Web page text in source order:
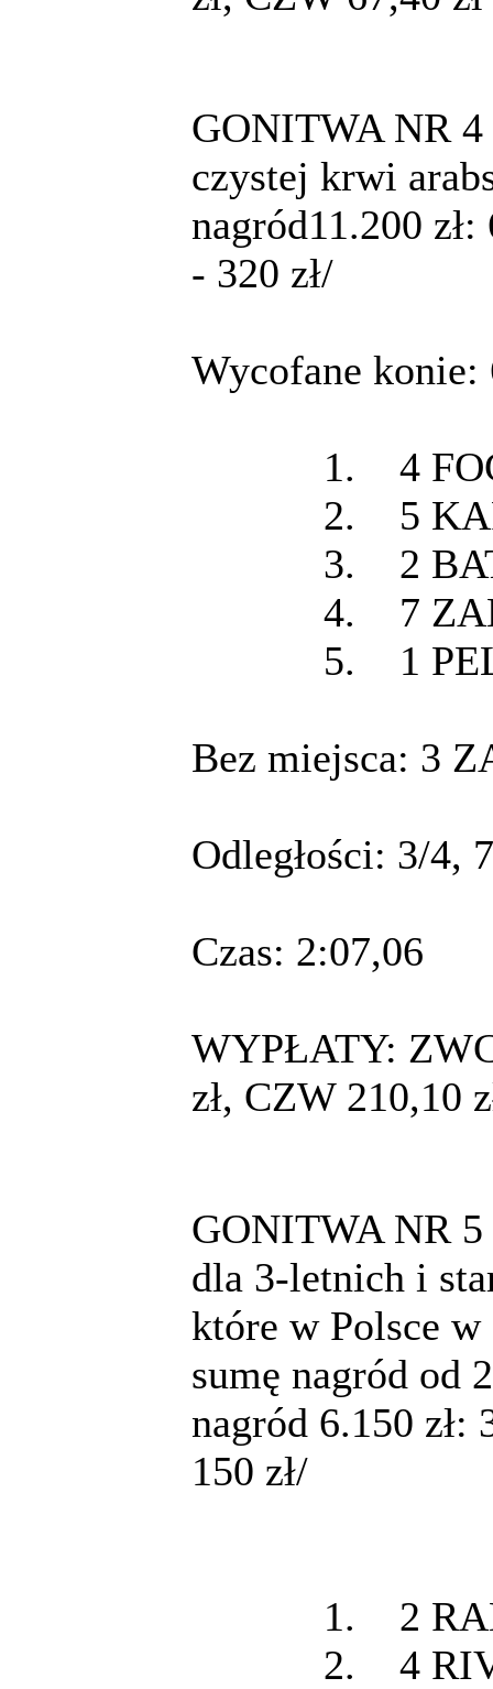
GONITWA NR
czystej krwi
nagród11.200 zł:
- 320 zł/
Wycofane konie:
1. 4
2. 5
3. 2
4. 7
5. 1
Bez miejsca: 3
Odległości: 3/4,
Czas: 2:07,06
WYPŁATY:
zł, CZW 210,10
GONITWA NR
dla 3-letnich i
które w Polsce w
sumę nagród od
nagród 6.150 zł:
150 zł/
1. 2 RANI
2. 4 RIVE